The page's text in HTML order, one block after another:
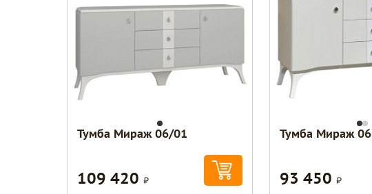
Тумба Мираж 06/01
109 420Р
Тумба Мираж 06
93 450 Р